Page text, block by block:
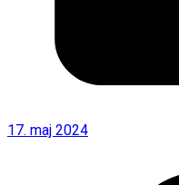
17. maj 2024